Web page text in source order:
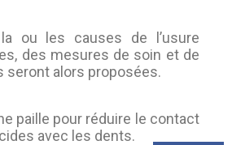
ou les causes de l’usure
des mesures de soin et de
seront alors proposées.
paille pour réduire le contact
avec les dents.